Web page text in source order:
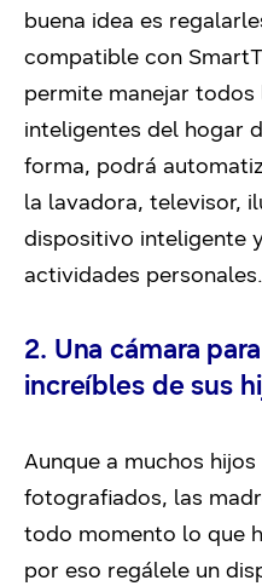
buena idea es
compatible con
permite manejar
inteligentes del hogar
forma, podrá
la lavadora, televisor,
dispositivo inteligente
actividades personales.
2. Una cámara
increíbles de sus
Aunque a muchos
fotografiados, las
todo momento lo que
por eso regálele un